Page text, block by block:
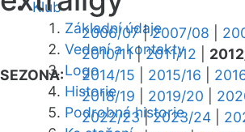
Klub
Základní údaje
Vedení a kontakty
Logo
Historie
Podrobná historie
SEZONA:
2006/07|2007/08
2010/11|2011/12
2014/15
2015/16
2018/19
2019/20
2022/23|2023/24